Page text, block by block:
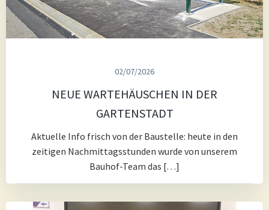
02/07/2026
NEUE WARTEHÄUSCHEN IN DER
GARTENSTADT
Aktuelle Info frisch von der Baustelle: heute in den
zeitigen Nachmittagsstunden wurde von unserem
Bauhof-Team das […]